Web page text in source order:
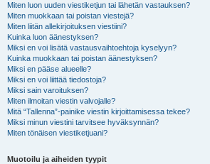
Miten luon uuden viestiketjun tai lähetän vastauksen?
Miten muokkaan tai poistan viestejä?
Miten liitän allekirjoituksen viestiini?
Kuinka luon äänestyksen?
Miksi en voi lisätä vastausvaihtoehtoja kyselyyn?
Kuinka muokkaan tai poistan äänestyksen?
Miksi en pääse alueelle?
Miksi en voi liittää tiedostoja?
Miksi sain varoituksen?
Miten ilmoitan viestin valvojalle?
Mitä “Tallenna”-painike viestin kirjoittamisessa tekee?
Miksi minun viestini tarvitsee hyväksynnän?
Miten tönäisen viestiketjuani?
Muotoilu ja aiheiden tyypit